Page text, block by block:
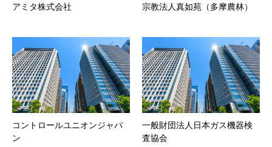
アミタ株式会社 宗教法人真如苑（多摩農林）
コントロールユニオンジャパ
ン
一般財団法人日本ガス機器検
査協会